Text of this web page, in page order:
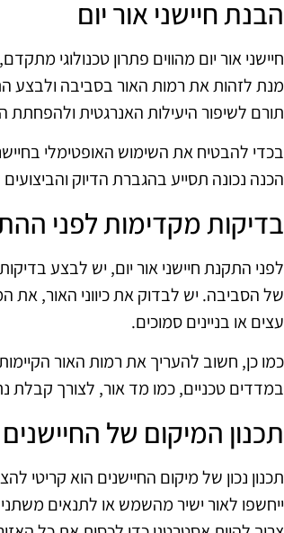
הבנת חיישני אור יום
חיישני אור יום מהווים פתרון טכנולוגי
מנת לזהות את רמות האור בסביבה ולבצע
תורם לשיפור היעילות האנרגטית ולהפחתת
בכדי להבטיח את השימוש האופטימלי
הכנה נכונה תסייע בהגברת הדיוק
בדיקות מקדימות לפני
לפני התקנת חיישני אור יום, יש לבצע
של הסביבה. יש לבדוק את כיווני האור, את
עצים או בניינים סמוכים.
כמו כן, חשוב להעריך את רמות האור
במדדים טכניים, כמו מד אור, לצורך קבלת
תכנון המיקום של החיישנים
תכנון נכון של מיקום החיישנים הוא
ייחשפו לאור ישיר מהשמש או לתנאים